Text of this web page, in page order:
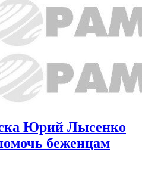
Юрий Лысенко
беженцам